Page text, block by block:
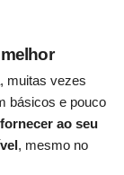
muitas vezes
básicos e pouco
ao seu
, mesmo no